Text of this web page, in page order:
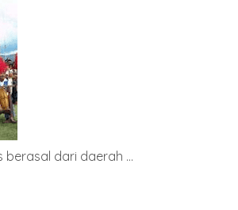
berasal dari daerah ...